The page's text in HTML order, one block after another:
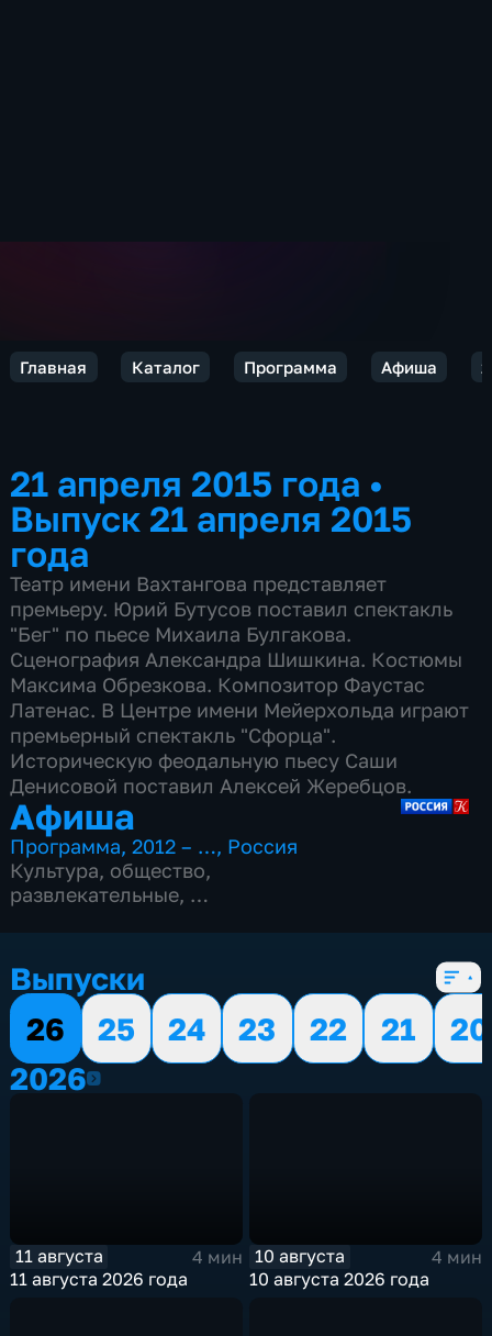
Главная Каталог Программа Афиша
21 апреля 2015 года •
Выпуск 21 апреля 2015
года
Театр имени Вахтангова представляет
премьеру. Юрий Бутусов поставил спектакль
"Бег" по пьесе Михаила Булгакова.
Сценография Александра Шишкина. Костюмы
Максима Обрезкова. Композитор Фаустас
Латенас. В Центре имени Мейерхольда играют
премьерный спектакль "Сфорца".
Историческую феодальную пьесу Саши
Денисовой поставил Алексей Жеребцов.
Афиша
Программа,2012 – …, Россия
Культура, общество,
развлекательные,
Выпуски
26
25 24 23 22 21
20
20262026
11 августа
4 мин
11 августа 2026 года
10 августа
4 мин
10 августа 2026 года